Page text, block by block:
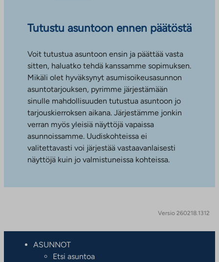
Tutustu asuntoon ennen päätöstä
Voit tutustua asuntoon ensin ja päättää vasta
sitten, haluatko tehdä kanssamme sopimuksen.
Mikäli olet hyväksynyt asumisoikeusasunnon
asuntotarjouksen, pyrimme järjestämään
sinulle mahdollisuuden tutustua asuntoon jo
tarjouskierroksen aikana. Järjestämme jonkin
verran myös yleisiä näyttöjä vapaissa
asunnoissamme. Uudiskohteissa ei
valitettavasti voi järjestää vastaavanlaisesti
näyttöjä kuin jo valmistuneissa kohteissa.
Versio 260218.1312
ASUNNOT
Etsi asuntoa